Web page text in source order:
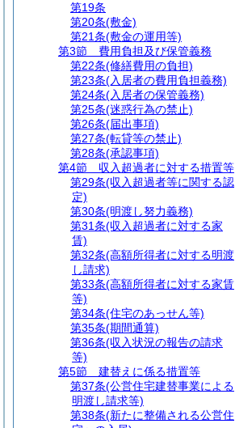
第19条
第20条(敷金)
第21条(敷金の運用等)
第3節
費用負担及び保管義務
第22条(修繕費用の負担)
第23条(入居者の費用負担義務)
第24条(入居者の保管義務)
第25条(迷惑行為の禁止)
第26条(届出事項)
第27条(転貸等の禁止)
第28条(承認事項)
第4節
収入超過者に対する措置等
第29条(収入超過者等に関する認
定)
第30条(明渡し努力義務)
第31条(収入超過者に対する家
賃)
第32条(高額所得者に対する明渡
し請求)
第33条(高額所得者に対する家賃
等)
第34条(住宅のあっせん等)
第35条(期間通算)
第36条(収入状況の報告の請求
等)
第5節
建替えに係る措置等
第37条(公営住宅建替事業による
明渡し請求等)
第38条(新たに整備される公営住